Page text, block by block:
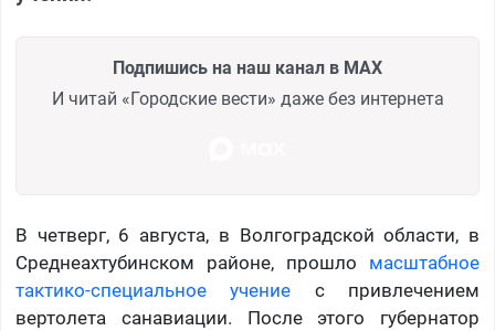
Подпишись на наш канал в MAX
И читай «Городские вести» даже без интернета
В четверг, 6 августа, в Волгоградской области, в
Среднеахтубинском районе, прошло масштабное
тактико-специальное учение с привлечением
вертолета санавиации. После этого губернатор